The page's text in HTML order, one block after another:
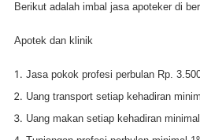
Berikut adalah imbal jasa apoteker di
Apotek dan klinik
Jasa pokok profesi perbulan Rp.
Uang transport setiap kehadiran
Uang makan setiap kehadiran